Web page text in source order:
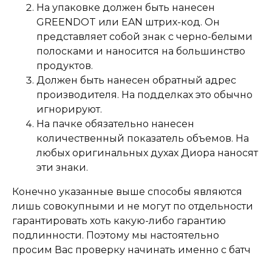
На упаковке должен быть нанесен
GREENDOT или EAN штрих-код. Он
представляет собой знак с черно-белыми
полосками и наносится на большинство
продуктов.
Должен быть нанесен обратный адрес
производителя. На подделках это обычно
игнорируют.
На пачке обязательно нанесен
количественный показатель объемов. На
любых оригинальных духах Диора наносят
эти знаки.
Конечно указанные выше способы являются
лишь совокупными и не могут по отдельности
гарантировать хоть какую-либо гарантию
подлинности. Поэтому мы настоятельно
просим Вас проверку начинать именно с батч